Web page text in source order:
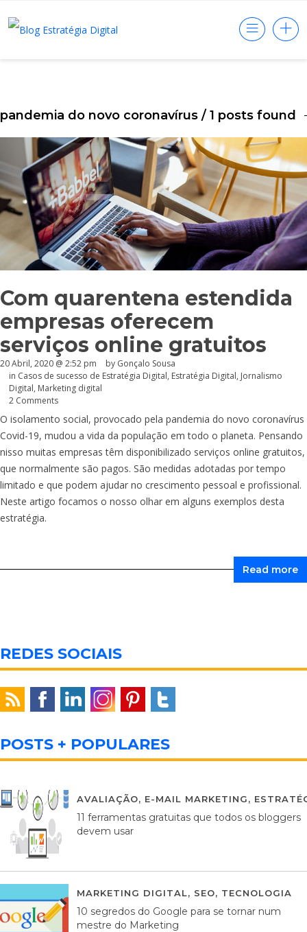
pandemia do novo coronavírus / 1 posts found
Com quarentena estendida
empresas oferecem
serviços online gratuitos
20 Abril, 2020 @ 2:52 pm by Gonçalo Sousa
in Casos de sucesso de Estratégia Digital, Estratégia Digital, Jornalismo
Digital, Marketing digital
2 Comments
O isolamento social, provocado pela pandemia do novo coronavírus
Covid-19, mudou a vida da população em todo o planeta. Pensando
nisso muitas empresas têm disponibilizado serviços online gratuitos,
que normalmente são pagos. São medidas adotadas por tempo
limitado e que podem ajudar no crescimento pessoal e profissional.
Neste artigo focamos o nosso olhar em alguns exemplos desta
estratégia.
Read more
REDES SOCIAIS
POSTS + POPULARES
AVALIAÇÃO, E-MAIL MARKETING,
11 ferramentas gratuitas que todos os bloggers
devem usar
MARKETING DIGITAL, SEO, TECNOLOGIA
10 segredos do Google para se tornar num
mestre do Marketing